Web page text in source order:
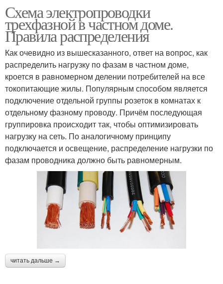
Схема электропроводки
трехфазной в частном доме.
Правила распределения
Как очевидно из вышесказанного, ответ на вопрос, как
распределить нагрузку по фазам в частном доме,
кроется в равномерном делении потребителей на все
токопитающие жилы. Популярным способом является
подключение отдельной группы розеток в комнатах к
отдельному фазному проводу. Причём последующая
группировка происходит так, чтобы оптимизировать
нагрузку на сеть. По аналогичному принципу
подключается и освещение, распределение нагрузки по
фазам проводника должно быть равномерным.
читать дальше →